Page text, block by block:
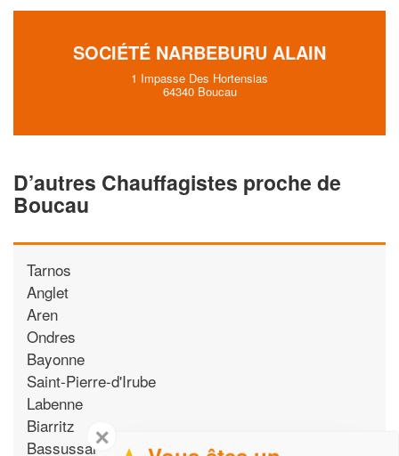
SOCIÉTÉ NARBEBURU ALAIN
1 Impasse Des Hortensias
64340 Boucau
D’autres Chauffagistes proche de
Boucau
Tarnos
Anglet
Aren
Ondres
Bayonne
Saint-Pierre-d'Irube
Labenne
Biarritz
Bassussarry
✕